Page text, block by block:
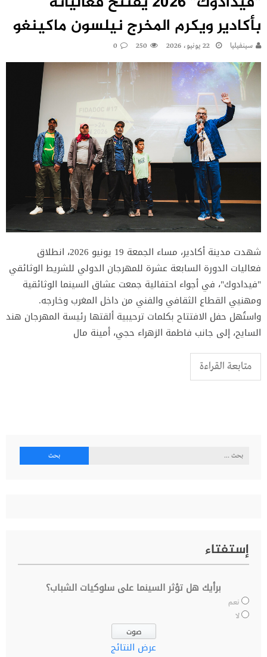
بأكادير ويكرم المخرج نيلسون ماكينغو
سينفيليا 22 يونيو، 2026 250
0
شهدت مدينة أكادير، مساء الجمعة 19 يونيو 2026، انطلاق
فعاليات الدورة السابعة عشرة للمهرجان الدولي للشريط الوثائقي
"فيدادوك"، في أجواء احتفالية جمعت عشاق السينما الوثائقية
ومهنيي القطاع الثقافي والفني من داخل المغرب وخارجه.
واستُهل حفل الافتتاح بكلمات ترحيبية ألقتها رئيسة المهرجان هند
السايح، إلى جانب فاطمة الزهراء حجي، أمينة مال
متابعة القراءة
البحث
إستفتاء
برأيك هل تؤثر السينما على سلوكيات الشباب؟
نعم
لا
عرض النتائج